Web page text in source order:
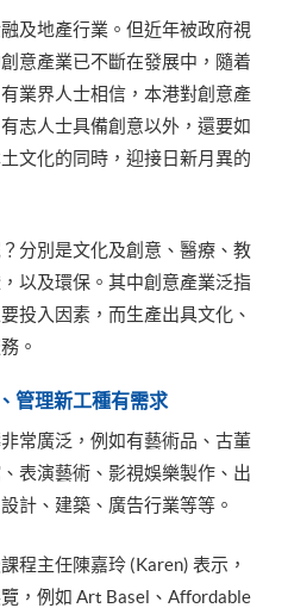
及地產行業。但近年被政府視
意產業已不斷在發展中，隨着
業界人士相信，本港對創意產
志人士具備創意以外，還要如
文化的同時，迎接日新月異的
分別是文化及創意、醫療、教
以及環保。其中創意產業泛指
投入因素，而生產出具文化、
。
管理新工種有需求
常廣泛，例如有藝術品、古董
表演藝術、影視娛樂製作、出
計、建築、廣告行業等等。
程主任陳嘉玲 (Karen) 表示，
，例如 Art Basel、Affordable